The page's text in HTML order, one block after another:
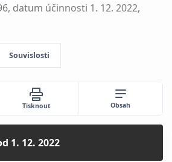
datum účinnosti 1. 12. 2022,
Souvislosti
Tisknout Obsah
1. 12. 2022